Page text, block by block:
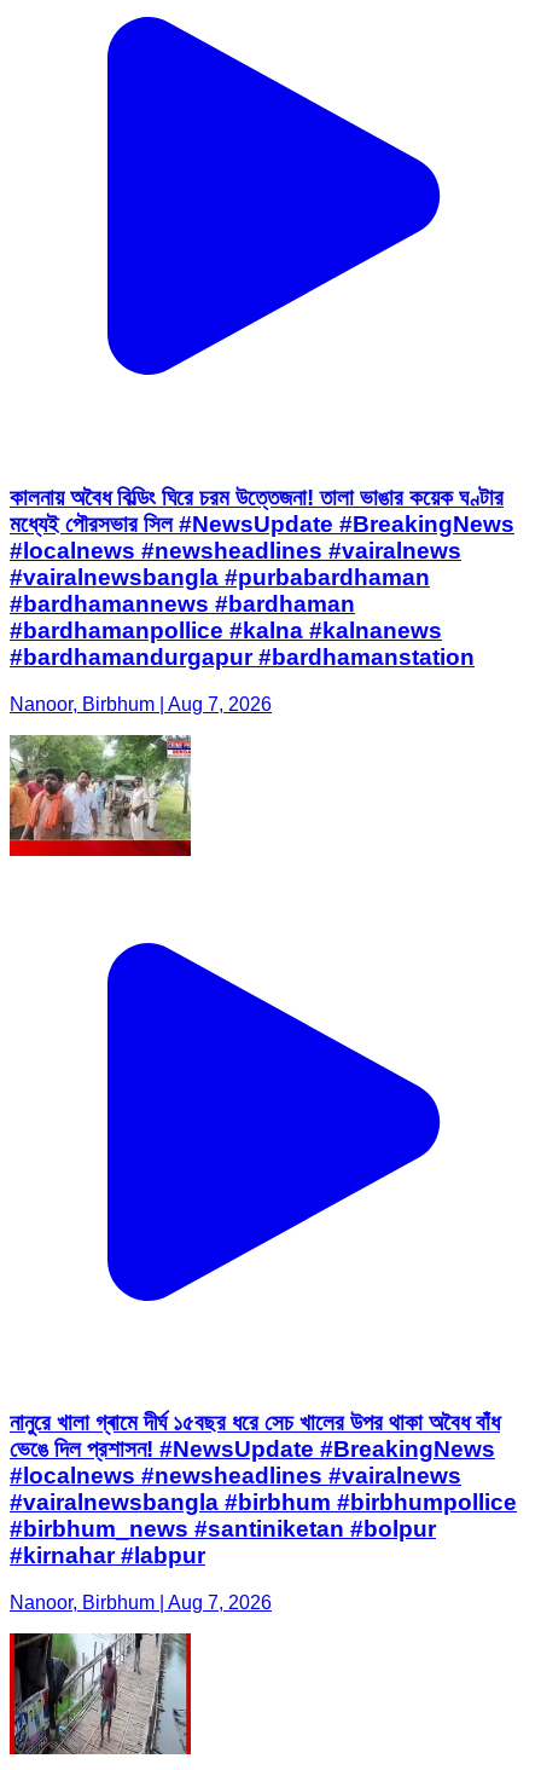
কালনায় অবৈধ বিল্ডিং ঘিরে চরম উত্তেজনা! তালা ভাঙার কয়েক ঘণ্টার
মধ্যেই পৌরসভার সিল #NewsUpdate #BreakingNews
#localnews #newsheadlines #vairalnews
#vairalnewsbangla #purbabardhaman
#bardhamannews #bardhaman
#bardhamanpollice #kalna #kalnanews
#bardhamandurgapur #bardhamanstation
Nanoor, Birbhum | Aug 7, 2026
নানুরে খালা গ্ৰামে দীর্ঘ ১৫বছর ধরে সেচ খালের উপর থাকা অবৈধ বাঁধ
ভেঙে দিল প্রশাসন! #NewsUpdate #BreakingNews
#localnews #newsheadlines #vairalnews
#vairalnewsbangla #birbhum #birbhumpollice
#birbhum_news #santiniketan #bolpur
#kirnahar #labpur
Nanoor, Birbhum | Aug 7, 2026